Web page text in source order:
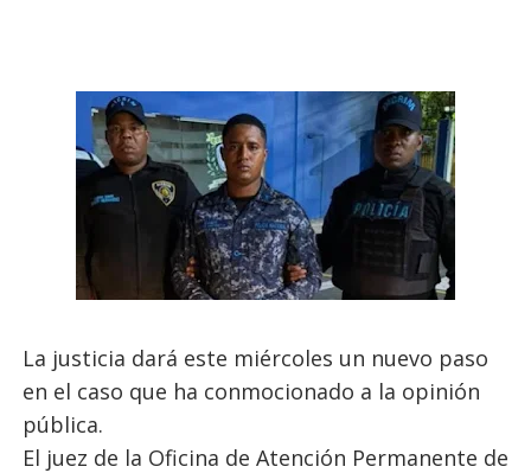
La justicia dará este miércoles un nuevo paso
en el caso que ha conmocionado a la opinión
pública.
El juez de la Oficina de Atención Permanente de